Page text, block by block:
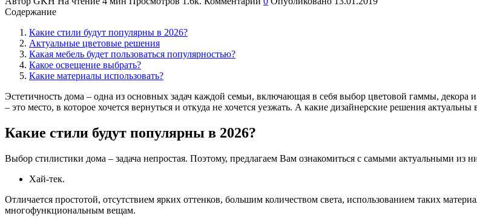
Содержание
Какие стили будут популярны в 2026?
Актуальные цветовые решения
Какая мебель будет пользоваться популярностью?
Какое освещение выбрать?
Какие материалы использовать?
Эстетичность дома – одна из основных задач каждой семьи, включающая в себя выбор цветовой гаммы,
– это место, в которое хочется вернуться и откуда не хочется уезжать. А какие дизайнерские решения
Какие стили будут популярны в 2026?
Выбор стилистики дома – задача непростая. Поэтому, предлагаем Вам ознакомиться с самыми актуальными из
Хай-тек.
Отличается простотой, отсутствием ярких оттенков, большим количеством света, использованием таких
многофункциональным вещам.